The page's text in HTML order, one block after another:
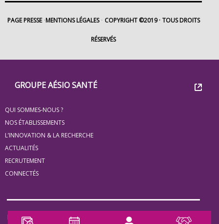
Groupe
Eovi
pour
les
minis
site
GROUPE AÉSIO SANTÉ
QUI SOMMES-NOUS ?
NOS ÉTABLISSEMENTS
L’INNOVATION & LA RECHERCHE
ACTUALITÉS
RECRUTEMENT
CONNECTÉS
Notre Partenaire
PAGE PRESSE MENTIONS LÉGALES COPYRIGHT ©2019 TOUS DROITS
RÉSERVÉS